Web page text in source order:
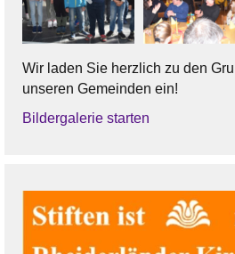
Wir laden Sie herzlich zu den
unseren Gemeinden ein!
Bildergalerie starten